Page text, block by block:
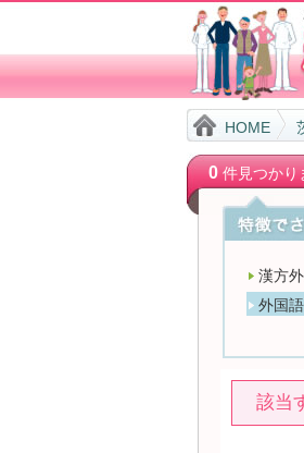
HOME
0件見つかり
漢方
外国
該当